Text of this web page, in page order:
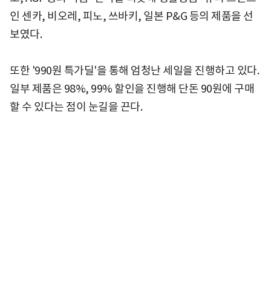
인 센카, 비오레, 피노, 쓰바키, 일본 P&G 등의 제품을 선
보였다.
또한 '990원 특가딜'을 통해 엄청난 세일을 진행하고 있다.
일부 제품은 98%, 99% 할인을 진행해 단돈 90원에 구매
할 수 있다는 점이 눈길을 끈다.